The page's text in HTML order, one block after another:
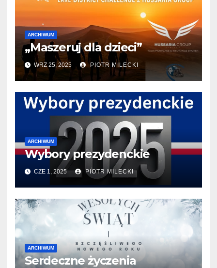
ARCHIWUM
„Maszeruj dla dzieci”
WRZ 25, 2025 PIOTR MILECKI
ARCHIWUM
Wybory prezydenckie
CZE 1, 2025 PIOTR MILECKI
ARCHIWUM
Serdeczne życzenia